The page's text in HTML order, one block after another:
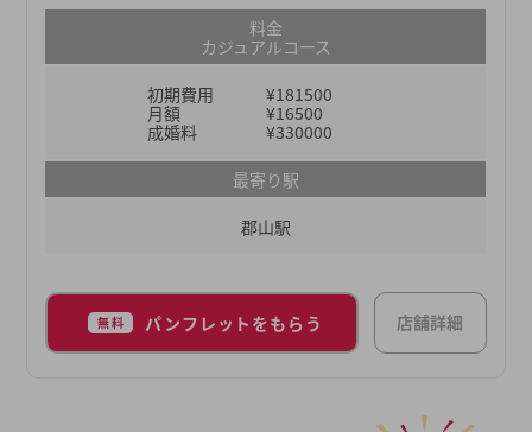
りの幸せを真剣に考え、真摯に向き合い、親身に寄
り添い、全力でサポートしているからこそ、これま
でにマニュアルにはない柔軟なサポートも数多く見
てきました。それがなければ成婚につながらなかっ
たという事例も数多くございます。ムスベルの仲人
が、あなたの婚活をご成婚までしっかり伴走させて
料金
カジュアルコース
初期費用
¥181500
月額
¥16500
成婚料
¥330000
最寄り駅
郡山駅
無料 パンフレットをもらう 店舗詳細